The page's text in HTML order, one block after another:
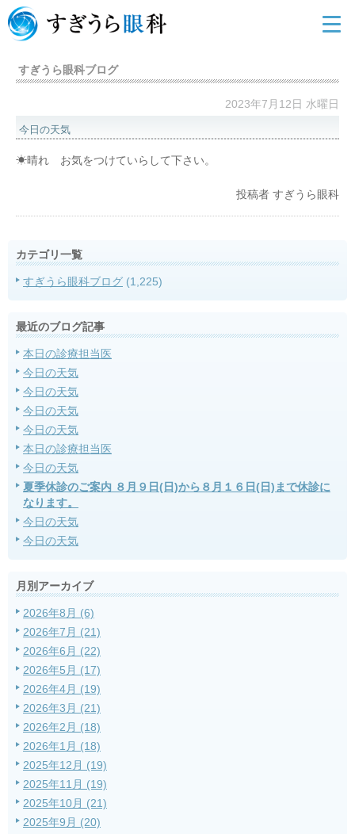
すぎうら眼科ブログ
2023年7月12日 水曜日
今日の天気
☀晴れ お気をつけていらして下さい。
投稿者 すぎうら眼科
カテゴリ一覧
すぎうら眼科ブログ (1,225)
最近のブログ記事
本日の診療担当医
今日の天気
今日の天気
今日の天気
今日の天気
本日の診療担当医
今日の天気
夏季休診のご案内 ８月９日(日)から８月１６日(日)まで休診に
なります。
今日の天気
今日の天気
月別アーカイブ
2026年8月 (6)
2026年7月 (21)
2026年6月 (22)
2026年5月 (17)
2026年4月 (19)
2026年3月 (21)
2026年2月 (18)
2026年1月 (18)
2025年12月 (19)
2025年11月 (19)
2025年10月 (21)
2025年9月 (20)